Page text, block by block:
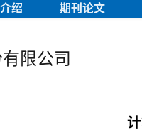
绍 期刊论文
限公司